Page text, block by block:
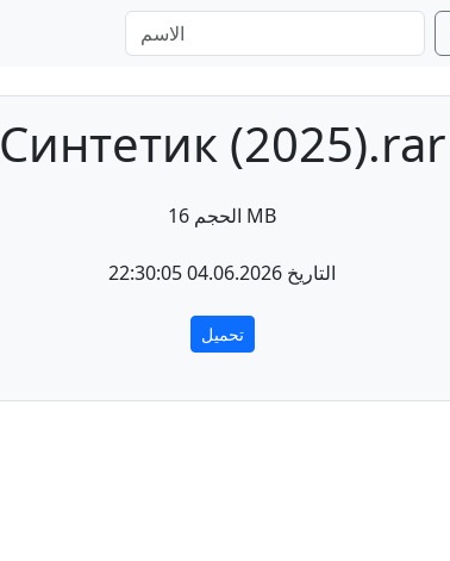
Cинтетик (2025).rar
الحجم 16 MB
التاريخ 04.06.2026 22:30:05
تحميل